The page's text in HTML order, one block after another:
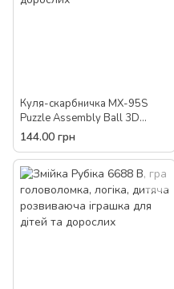
Куля-скарбничка MX-95S
Puzzle Assembly Ball 3D
дитяча розвиваюча логічна
головоломка для дітей та
дорослих
144.00 грн